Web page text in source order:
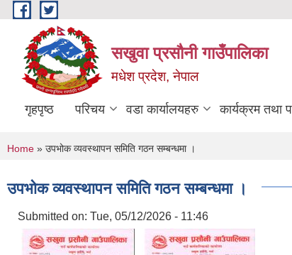
Skip to main content
सखुवा प्रसौनी गाउँपालिका
मधेश प्रदेश, नेपाल
गृहपृष्ठ परिचय वडा कार्यालयहरु कार्यक्रम तथा
You are here
Home » उपभोक व्यवस्थापन समिति गठन सम्बन्धमा ।
उपभोक व्यवस्थापन समिति गठन सम्बन्धमा ।
Submitted on: Tue, 05/12/2026 - 11:46